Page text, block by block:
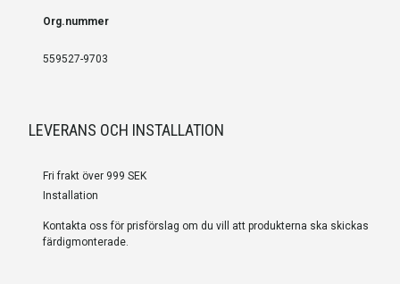
Org.nummer
559527-9703
LEVERANS OCH INSTALLATION
Fri frakt över 999 SEK
Installation
Kontakta oss för prisförslag om du vill att produkterna ska skickas
färdigmonterade.